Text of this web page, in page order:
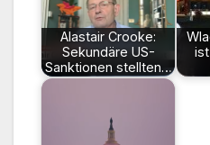
Alastair Crooke:
Sekundäre US-
Sanktionen stellten…